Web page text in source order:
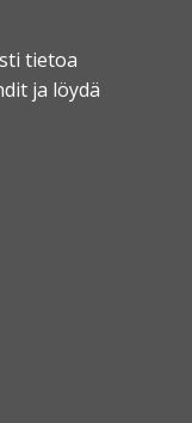
tietoa
ja löydä